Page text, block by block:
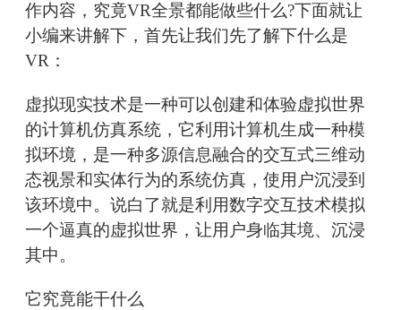
作内容，究竟VR全景都能做些什么?下面就让
小编来讲解下，首先让我们先了解下什么是
VR：
虚拟现实技术是一种可以创建和体验虚拟世界
的计算机仿真系统，它利用计算机生成一种模
拟环境，是一种多源信息融合的交互式三维动
态视景和实体行为的系统仿真，使用户沉浸到
该环境中。说白了就是利用数字交互技术模拟
一个逼真的虚拟世界，让用户身临其境、沉浸
其中。
它究竟能干什么